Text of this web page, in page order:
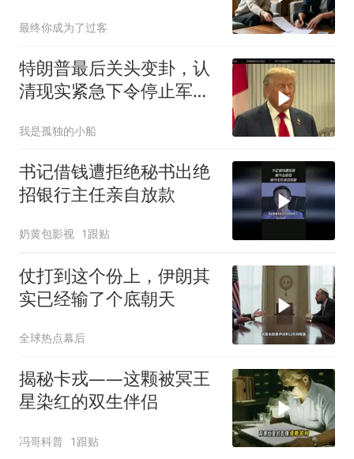
最终你成为了过客
特朗普最后关头变卦，认
清现实紧急下令停止军事
我是孤独的小船
书记借钱遭拒绝秘书出绝
招银行主任亲自放款
奶黄包影视 1跟贴
仗打到这个份上，伊朗其
实已经输了个底朝天
全球热点幕后
揭秘卡戎——这颗被冥王
星染红的双生伴侣
冯哥科普 1跟贴